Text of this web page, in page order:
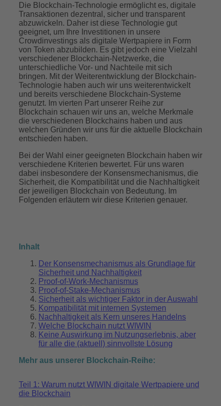
Die Blockchain-Technologie ermöglicht es, digitale
Transaktionen dezentral, sicher und transparent
abzuwickeln. Daher ist diese Technologie gut
geeignet, um Ihre Investitionen in unsere
Crowdinvestings als digitale Wertpapiere in Form
von Token abzubilden. Es gibt jedoch eine Vielzahl
verschiedener Blockchain-Netzwerke, die
unterschiedliche Vor- und Nachteile mit sich
bringen. Mit der Weiterentwicklung der Blockchain-
Technologie haben auch wir uns weiterentwickelt
und bereits verschiedene Blockchain-Systeme
genutzt. Im vierten Part unserer Reihe zur
Blockchain schauen wir uns an, welche Merkmale
die verschiedenen Blockchains haben und aus
welchen Gründen wir uns für die aktuelle Blockchain
entschieden haben.
Bei der Wahl einer geeigneten Blockchain haben wir
verschiedene Kriterien bewertet. Für uns waren
dabei insbesondere der Konsensmechanismus, die
Sicherheit, die Kompatibilität und die Nachhaltigkeit
der jeweiligen Blockchain von Bedeutung. Im
Folgenden erläutern wir diese Kriterien genauer.
Inhalt
Der Konsensmechanismus als Grundlage für
Sicherheit und Nachhaltigkeit
Proof-of-Work-Mechanismus
Proof-of-Stake-Mechanismus
Sicherheit als wichtiger Faktor in der Auswahl
Kompatibilität mit internen Systemen
Nachhaltigkeit als Kern unseres Handelns
Welche Blockchain nutzt WIWIN
Keine Auswirkung im Nutzungserlebnis, aber
für alle die (aktuell) sinnvollste Lösung
Mehr aus unserer Blockchain-Reihe:
Teil 1: Warum nutzt WIWIN digitale Wertpapiere und
die Blockchain